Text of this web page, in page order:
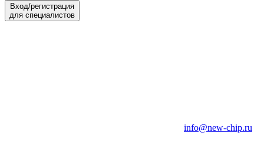
Вход/регистрация
для специалистов
info@new-chip.ru